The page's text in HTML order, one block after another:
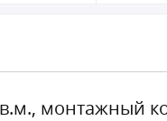
монтажный